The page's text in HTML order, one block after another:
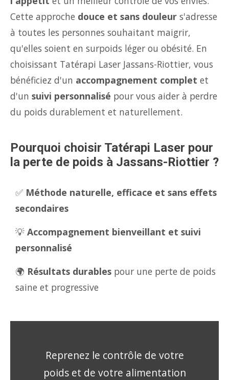
Cette approche douce et sans douleur s'adresse
à toutes les personnes souhaitant maigrir,
qu'elles soient en surpoids léger ou obésité. En
choisissant Tatérapi Laser Jassans-Riottier, vous
bénéficiez d'un accompagnement complet et
d'un suivi personnalisé pour vous aider à perdre
du poids durablement et naturellement.
Pourquoi choisir Tatérapi Laser pour
la perte de poids à Jassans-Riottier ?
✅ Méthode naturelle, efficace et sans effets
secondaires
💡 Accompagnement bienveillant et suivi
personnalisé
🌍 Résultats durables pour une perte de poids
saine et progressive
Reprenez le contrôle de votre
poids et de votre alimentation